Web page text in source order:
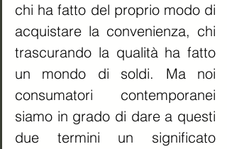
chi ha fatto del proprio modo di
acquistare la convenienza, chi
trascurando la qualità ha fatto
un mondo di soldi. Ma noi
consumatori contemporanei
siamo in grado di dare a questi
due termini un significato